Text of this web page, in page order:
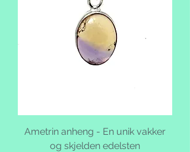
Ametrin anheng - En unik vakker
og skjelden edelsten